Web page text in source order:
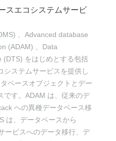
スエコシステムサービ
、Advanced database
(ADAM) 、Data
(DTS) をはじめとする包括
システムサービスを提供し
ベースオブジェクトとデー
です。ADAM は、従来のデ
への異種データベース移
は、データベースから
ービスへのデータ移行、デ